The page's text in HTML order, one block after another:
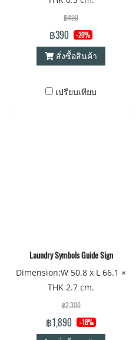
฿490
฿390 -20%
สั่งซื้อสินค้า
เปรียบเทียบ
Laundry Symbols Guide Sign
Dimension:W 50.8 x L 66.1 ×
THK 2.7 cm.
฿2,300
฿1,890 -18%